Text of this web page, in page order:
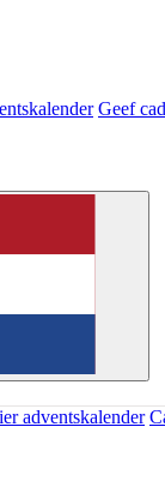
Geef
adventskalender